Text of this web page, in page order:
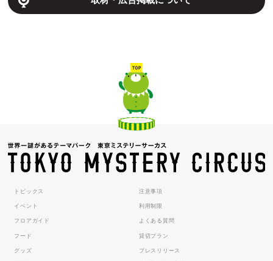
トピックス
イベント
フロアガイド
フード
グッズ
注意事項
利用制限
よくある質問
貸切プラン
プレスリリース